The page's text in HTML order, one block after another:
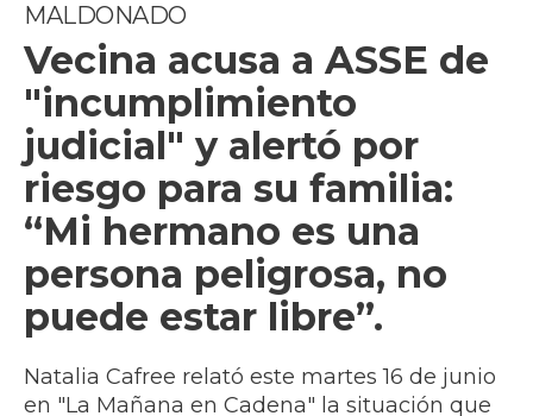
MALDONADO
Vecina acusa a ASSE de
"incumplimiento
judicial" y alertó por
riesgo para su familia:
“Mi hermano es una
persona peligrosa, no
puede estar libre”.
Natalia Cafree relató este martes 16 de junio
en "La Mañana en Cadena" la situación que